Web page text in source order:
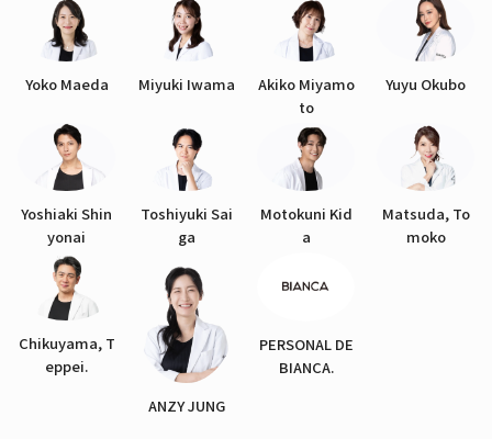
Yoko Maeda Miyuki Iwama
Akiko Miyamo
to
Yuyu Okubo
Yoshiaki Shin
yonai
Toshiyuki Sai
ga
Motokuni Kid
a
Matsuda, To
moko
Chikuyama, T
eppei.
ANZY JUNG
PERSONAL DE
BIANCA.